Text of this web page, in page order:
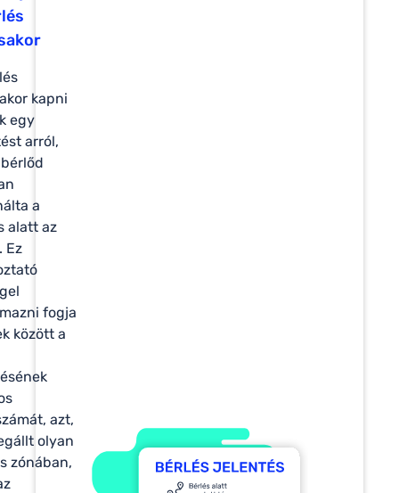
kapni
egy
arról,
a
alatt az
Ez
fogja
között a
azt,
olyan
zónában,